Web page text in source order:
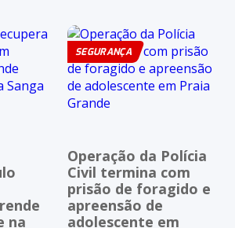
na
SEGURANÇA
Operação da Polícia
Civil termina com
prisão de foragido e
apreensão de
adolescente em